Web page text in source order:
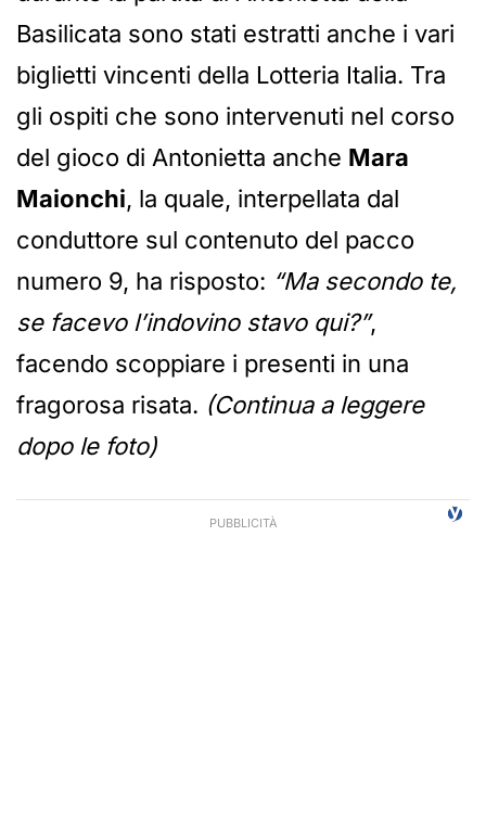
Basilicata sono stati estratti anche i vari
biglietti vincenti della Lotteria Italia. Tra
gli ospiti che sono intervenuti nel corso
del gioco di Antonietta anche Mara
Maionchi, la quale, interpellata dal
conduttore sul contenuto del pacco
numero 9, ha risposto: “Ma secondo te,
se facevo l’indovino stavo qui?”,
facendo scoppiare i presenti in una
fragorosa risata. (Continua a leggere
dopo le foto)